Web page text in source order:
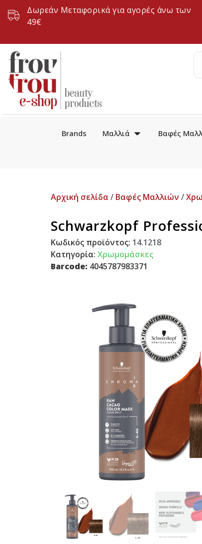
Δωρεάν Μεταφορικά για αγορές άνω των
49€
Brands Μαλλιά Βαφές
Αρχική σελίδα / Βαφές Μαλλιών /
Schwarzkopf
Κωδικός προϊόντος: 14.1218
Κατηγορία: Χρωμομάσκες
Barcode: 4045787983371